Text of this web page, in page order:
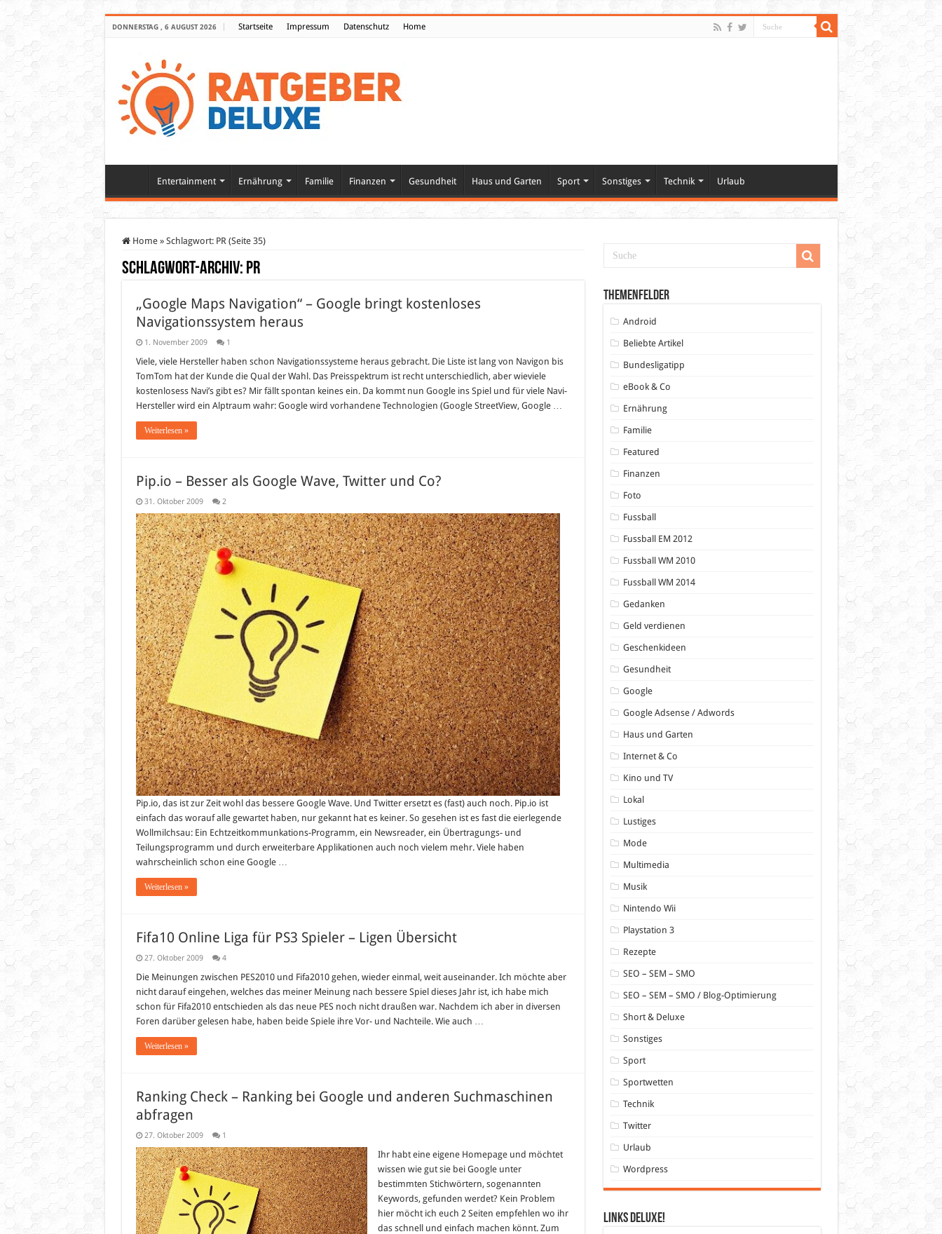
DONNERSTAG , 6 AUGUST 2026 Startseite Impressum Datenschutz Home
Entertainment Ernährung Familie Finanzen Gesundheit Haus und Garten Sport Sonstiges Technik Urlaub
Home » Schlagwort: PR(Seite 35)
Schlagwort-Archiv: PR
„Google Maps Navigation“ – Google bringt kostenloses
Navigationssystem heraus
1. November 2009 1
Viele, viele Hersteller haben schon Navigationssysteme heraus gebracht. Die Liste ist lang von Navigon bis
TomTom hat der Kunde die Qual der Wahl. Das Preisspektrum ist recht unterschiedlich, aber wieviele
kostenlosess Navi’s gibt es? Mir fällt spontan keines ein. Da kommt nun Google ins Spiel und für viele Navi-
Hersteller wird ein Alptraum wahr: Google wird vorhandene Technologien (Google StreetView, Google …
Weiterlesen »
Pip.io – Besser als Google Wave, Twitter und Co?
31. Oktober 2009 2
Pip.io, das ist zur Zeit wohl das bessere Google Wave. Und Twitter ersetzt es (fast) auch noch. Pip.io ist
einfach das worauf alle gewartet haben, nur gekannt hat es keiner. So gesehen ist es fast die eierlegende
Wollmilchsau: Ein Echtzeitkommunkations-Programm, ein Newsreader, ein Übertragungs- und
Teilungsprogramm und durch erweiterbare Applikationen auch noch vielem mehr. Viele haben
wahrscheinlich schon eine Google …
Weiterlesen »
Fifa10 Online Liga für PS3 Spieler – Ligen Übersicht
27. Oktober 2009 4
Die Meinungen zwischen PES2010 und Fifa2010 gehen, wieder einmal, weit auseinander. Ich möchte aber
nicht darauf eingehen, welches das meiner Meinung nach bessere Spiel dieses Jahr ist, ich habe mich
schon für Fifa2010 entschieden als das neue PES noch nicht draußen war. Nachdem ich aber in diversen
Foren darüber gelesen habe, haben beide Spiele ihre Vor- und Nachteile. Wie auch …
Weiterlesen »
Ranking Check – Ranking bei Google und anderen Suchmaschinen
abfragen
27. Oktober 2009 1
Ihr habt eine eigene Homepage und möchtet
wissen wie gut sie bei Google unter
bestimmten Stichwörtern, sogenannten
Keywords, gefunden werdet? Kein Problem
hier möcht ich euch 2 Seiten empfehlen wo ihr
das schnell und einfach machen könnt. Zum
Themenfelder
Android
Beliebte Artikel
Bundesligatipp
eBook & Co
Ernährung
Familie
Featured
Finanzen
Foto
Fussball
Fussball EM 2012
Fussball WM 2010
Fussball WM 2014
Gedanken
Geld verdienen
Geschenkideen
Gesundheit
Google
Google Adsense / Adwords
Haus und Garten
Internet & Co
Kino und TV
Lokal
Lustiges
Mode
Multimedia
Musik
Nintendo Wii
Playstation 3
Rezepte
SEO – SEM – SMO
SEO – SEM – SMO / Blog-Optimierung
Short & Deluxe
Sonstiges
Sport
Sportwetten
Technik
Twitter
Urlaub
Wordpress
Links DeLuXe!